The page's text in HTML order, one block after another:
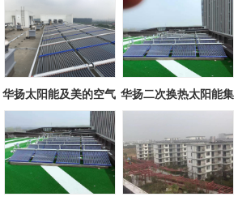
华扬太阳能及美的空气 华扬二次换热太阳能集